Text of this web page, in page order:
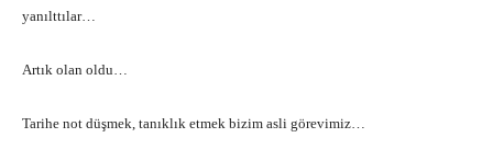
yanılttılar…
Artık olan oldu…
Tarihe not düşmek, tanıklık etmek bizim asli görevimiz…